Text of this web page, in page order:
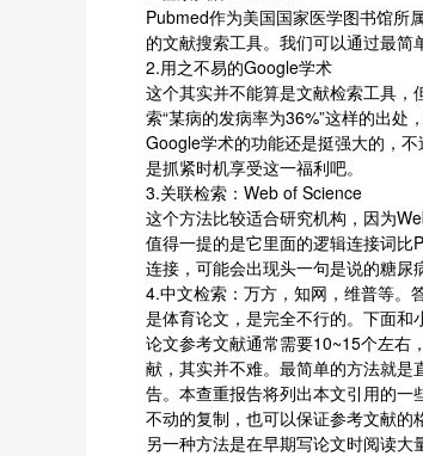
Pubmed作为美国国家医学图书馆所
的文献搜索工具。我们可以通过最简
2.用之不易的Google学术
这个其实并不能算是文献检索工具
索“某病的发病率为36%”这样的出处
Google学术的功能还是挺强大的，
是抓紧时机享受这一福利吧。
3.关联检索：Web of Science
这个方法比较适合研究机构，因为
值得一提的是它里面的逻辑连接词
连接，可能会出现头一句是说的糖尿
4.中文检索：万方，知网，维普等。
是体育论文，是完全不行的。下面和
论文参考文献通常需要10~15个左右
献，其实并不难。最简单的方法就
告。本查重报告将列出本文引用的
不动的复制，也可以保证参考文献的
另一种方法是在早期写论文时阅读